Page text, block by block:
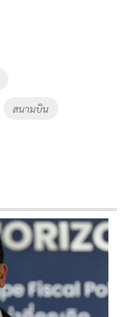
สนามบิน